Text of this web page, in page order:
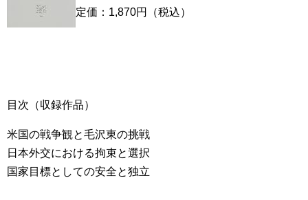
定価：1,870円（税込）
目次（収録作品）
米国の戦争観と毛沢東の挑戦
日本外交における拘束と選択
国家目標としての安全と独立